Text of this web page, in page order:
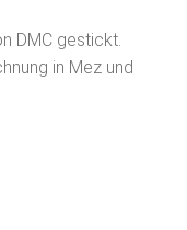
DMC gestickt.
in Mez und